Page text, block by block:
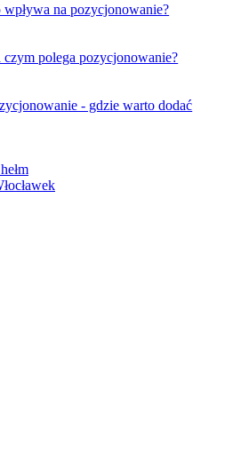
wpływa na pozycjonowanie?
czym polega pozycjonowanie?
- gdzie warto dodać